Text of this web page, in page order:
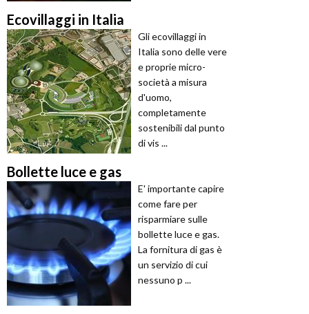
Ecovillaggi in Italia
Gli ecovillaggi in
Italia sono delle vere
e proprie micro-
società a misura
d'uomo,
completamente
sostenibili dal punto
di vis ...
Bollette luce e gas
E' importante capire
come fare per
risparmiare sulle
bollette luce e gas.
La fornitura di gas è
un servizio di cui
nessuno p ...